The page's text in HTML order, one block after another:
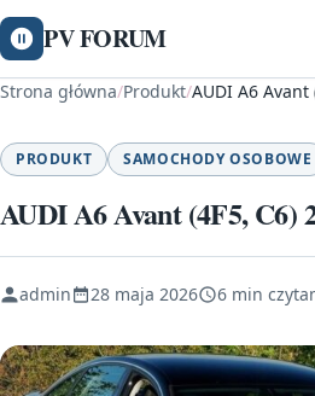
PV FORUM
Strona główna/Produkt/AUDI A6 Avant
PRODUKT SAMOCHODY OSOBOWE
AUDI A6 Avant (4F5, C6)
admin 28 maja 2026 6 min